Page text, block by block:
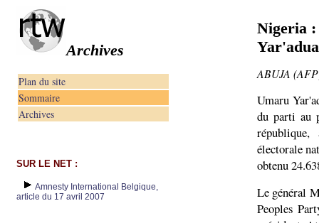
Archives
Plan du site
Sommaire
Archives
SUR LE NET :
Amnesty International Belgique,
article du 17 avril 2007
Nigeria
ABUJA
Umaru
du parti au
électorale
obtenu
Le général
Peoples